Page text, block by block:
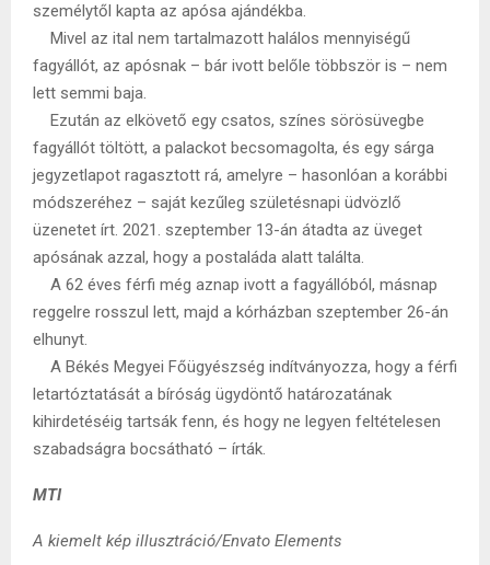
személytől kapta az apósa ajándékba.
Mivel az ital nem tartalmazott halálos mennyiségű
fagyállót, az apósnak – bár ivott belőle többször is – nem
lett semmi baja.
Ezután az elkövető egy csatos, színes sörösüvegbe
fagyállót töltött, a palackot becsomagolta, és egy sárga
jegyzetlapot ragasztott rá, amelyre – hasonlóan a korábbi
módszeréhez – saját kezűleg születésnapi üdvözlő
üzenetet írt. 2021. szeptember 13-án átadta az üveget
apósának azzal, hogy a postaláda alatt találta.
A 62 éves férfi még aznap ivott a fagyállóból, másnap
reggelre rosszul lett, majd a kórházban szeptember 26-án
elhunyt.
A Békés Megyei Főügyészség indítványozza, hogy a férfi
letartóztatását a bíróság ügydöntő határozatának
kihirdetéséig tartsák fenn, és hogy ne legyen feltételesen
szabadságra bocsátható – írták.
MTI
A kiemelt kép illusztráció/Envato Elements